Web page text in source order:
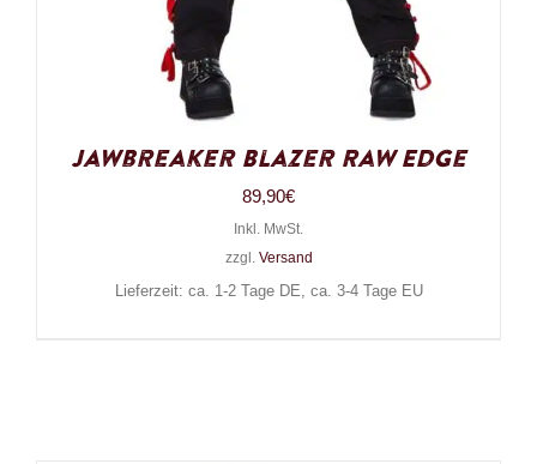
Jawbreaker Blazer Raw Edge
89,90€
Inkl. MwSt.
zzgl. Versand
Lieferzeit: ca. 1-2 Tage DE, ca. 3-4 Tage EU